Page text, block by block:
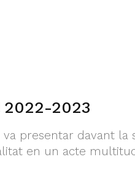
2022-2023
presentar davant la
en un acte